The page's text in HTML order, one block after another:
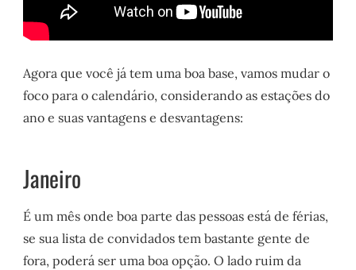
Agora que você já tem uma boa base, vamos mudar o
foco para o calendário, considerando as estações do
ano e suas vantagens e desvantagens:
Janeiro
É um mês onde boa parte das pessoas está de férias,
se sua lista de convidados tem bastante gente de
fora, poderá ser uma boa opção. O lado ruim da